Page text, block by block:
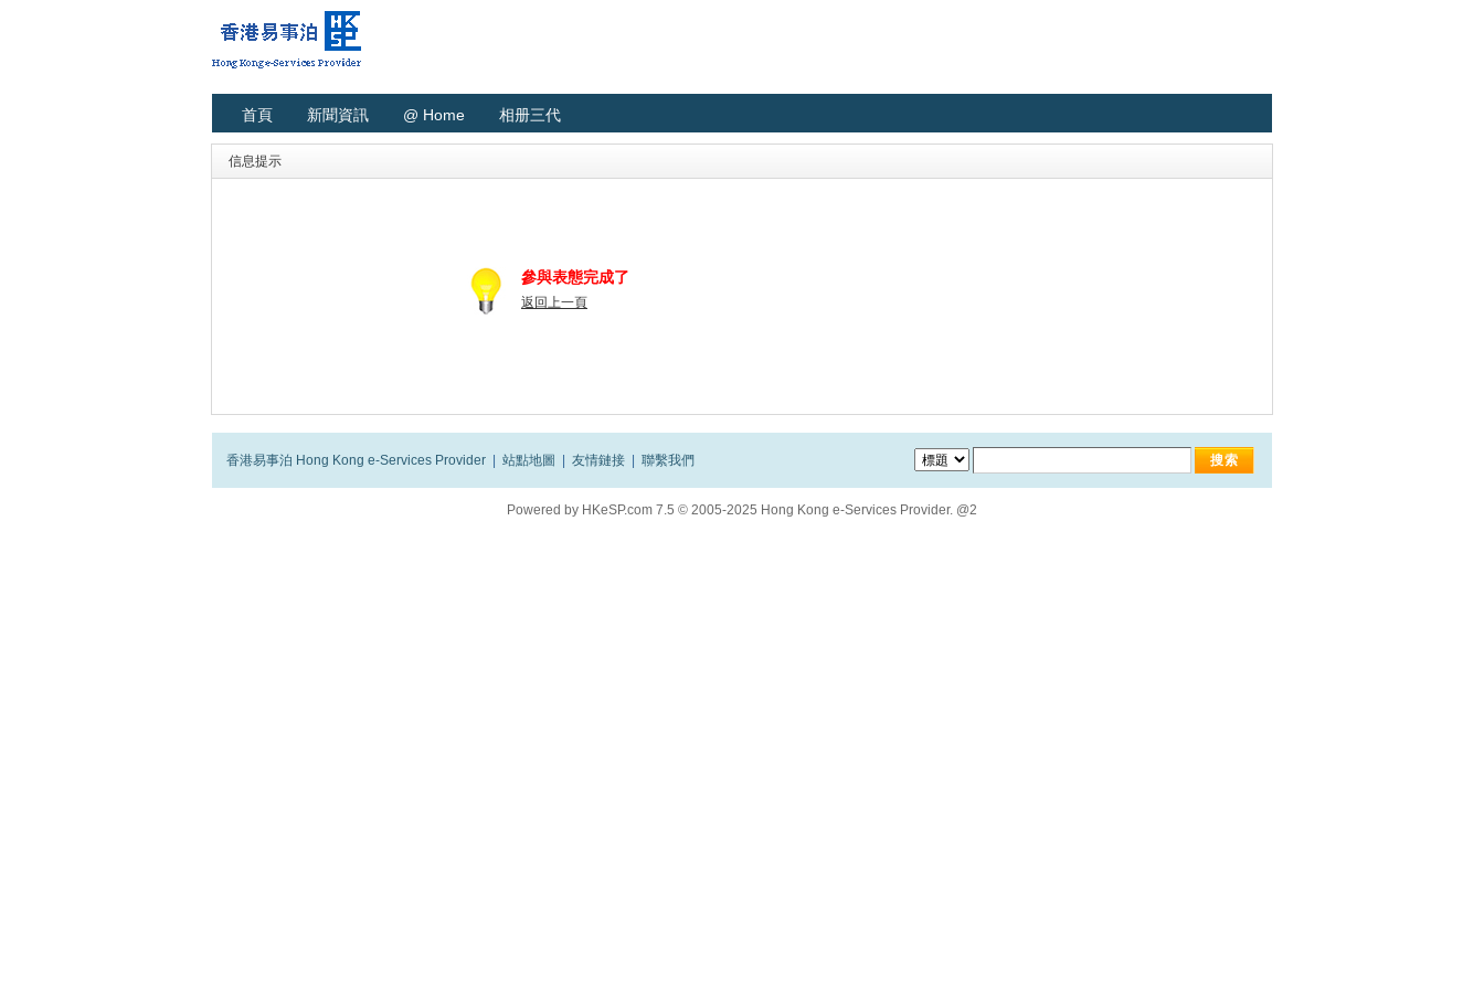
首頁 新聞資訊 @ Home 相册三代
信息提示
參與表態完成了
返回上一頁
香港易事泊 Hong Kong e-Services Provider 站點地圖 友情鏈接 聯繫我們
Powered by HKeSP.com 7.5 © 2005-2025 Hong Kong e-Services Provider. @2